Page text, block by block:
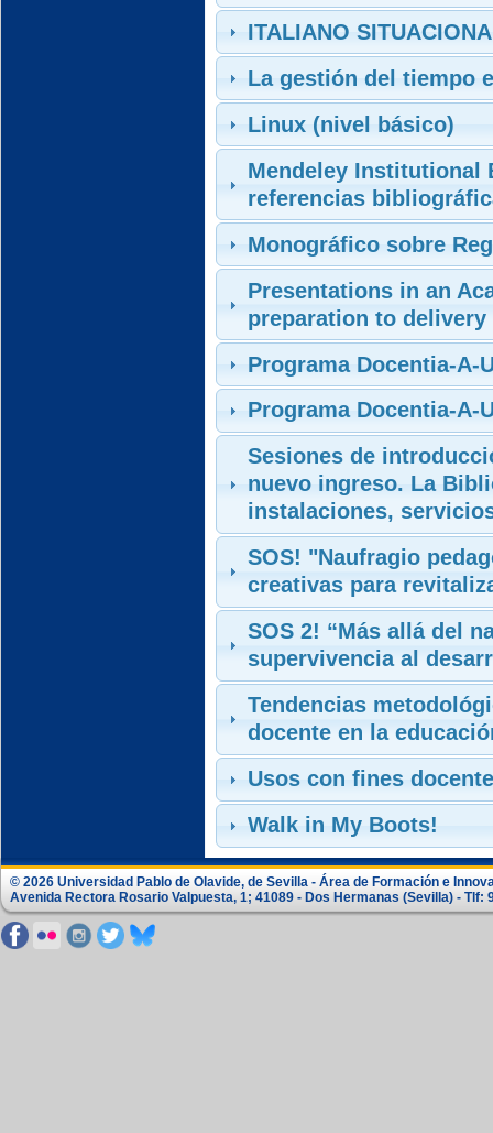
ITALIANO
La gestión del tiempo
Linux (nivel básico)
Mendeley Institutional
referencias
Monográfico sobre
Presentations in an
preparation to delivery
Programa Docentia-A-
Programa Docentia-A-
Sesiones de
nuevo ingreso. La
instalaciones,
SOS! "Naufragio
creativas para
SOS 2! “Más allá del
supervivencia al
Tendencias
docente en la
Usos con fines
Walk in My Boots!
© 2026 Universidad Pablo de Olavide, de Sevilla - Área de Formación e
Avenida Rectora Rosario Valpuesta, 1; 41089 - Dos Hermanas (Sevilla) - Tlf: